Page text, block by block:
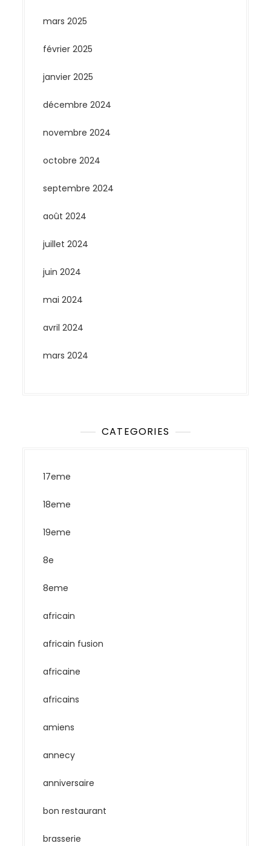
mars 2025
février 2025
janvier 2025
décembre 2024
novembre 2024
octobre 2024
septembre 2024
août 2024
juillet 2024
juin 2024
mai 2024
avril 2024
mars 2024
CATEGORIES
17eme
18eme
19eme
8e
8eme
africain
africain fusion
africaine
africains
amiens
annecy
anniversaire
bon restaurant
brasserie